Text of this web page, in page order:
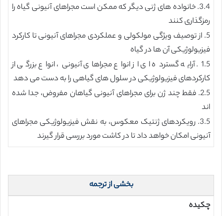
3.4. خانواده های ژنی دیگر که ممکن است مجراهای آنیونی گیاه را
رمزگذاری کنند
5. از توصیف ویژگی مولکولی و عملکردی مجراهای آنیونی تا کارکرد
فیزیولوژیکی آن ها در گیاه
1.5. آرایه گسترده ای از انواع مجراهای آنیونی، انواع بزرگی از
کارکردهای فیزیولوژیکی در سلول های گیاهی را به دست می دهد
2.5. فقط چند ژن برای مجراهای آنیونی گیاهان مفروض، جدا شده
اند
3.5. رویکردهای ژنتیک معکوس، به نقش فیزیولوژیکی مجراهای
آنیونی امکان خواهد داد تا در کاشت مورد بررسی قرار گیرند
بخشی از ترجمه
چکیده